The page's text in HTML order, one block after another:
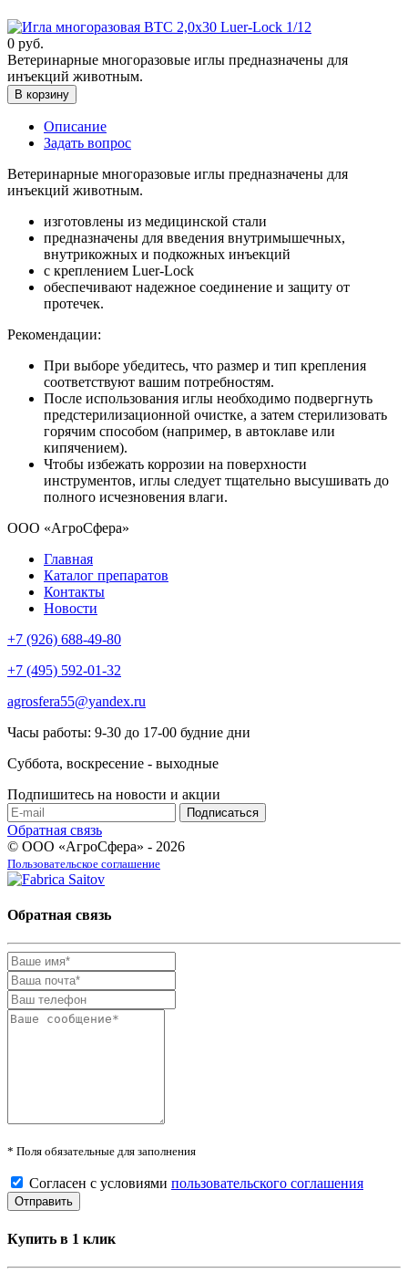
0 руб.
Ветеринарные многоразовые иглы предназначены для
инъекций животным.
В корзину
Описание
Задать вопрос
Ветеринарные многоразовые иглы предназначены для
инъекций животным.
изготовлены из медицинской стали
предназначены для введения внутримышечных,
внутрикожных и подкожных инъекций
с креплением Luer-Lock
обеспечивают надежное соединение и защиту от
протечек.
Рекомендации:
При выборе убедитесь, что размер и тип крепления
соответствуют вашим потребностям.
После использования иглы необходимо подвергнуть
предстерилизационной очистке, а затем стерилизовать
горячим способом (например, в автоклаве или
кипячением).
Чтобы избежать коррозии на поверхности
инструментов, иглы следует тщательно высушивать до
полного исчезновения влаги.
ООО «АгроСфера»
Главная
Каталог препаратов
Контакты
Новости
+7 (926) 688-49-80
+7 (495) 592-01-32
agrosfera55@yandex.ru
Часы работы: 9-30 до 17-00 будние дни
Суббота, воскресение - выходные
Подпишитесь на новости и акции
Обратная связь
© ООО «АгроСфера» - 2026
Пользовательское соглашение
Обратная связь
* Поля обязательные для заполнения
Согласен с условиями пользовательского соглашения
Купить в 1 клик